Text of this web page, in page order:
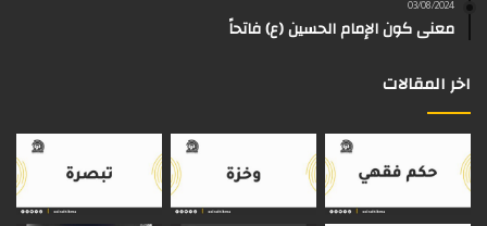
م
03/08/2024
معنى كون الإمام الحسين (ع) فاتحاً
اخر المقالات